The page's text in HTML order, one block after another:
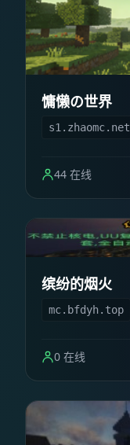
慵懒の世界
s1.zhaomc.net
44 在线
缤纷的烟火
mc.bfdyh.top
0 在线